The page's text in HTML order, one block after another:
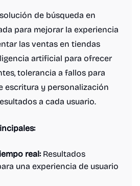
de búsqueda en
para mejorar la experiencia
las ventas en tiendas
artificial para ofrecer
tolerancia a fallos para
escritura y personalización
a cada usuario.
real:Resultados
una experiencia de usuario